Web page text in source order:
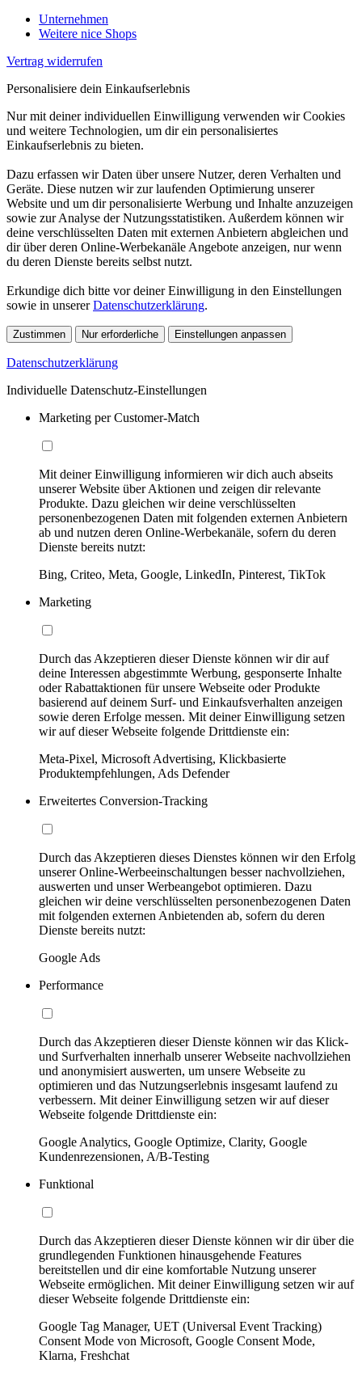
Unternehmen
Weitere nice Shops
Vertrag widerrufen
Personalisiere dein Einkaufserlebnis
Nur mit deiner individuellen Einwilligung verwenden wir Cookies
und weitere Technologien, um dir ein personalisiertes
Einkaufserlebnis zu bieten.
Dazu erfassen wir Daten über unsere Nutzer, deren Verhalten und
Geräte. Diese nutzen wir zur laufenden Optimierung unserer
Website und um dir personalisierte Werbung und Inhalte anzuzeigen
sowie zur Analyse der Nutzungsstatistiken. Außerdem können wir
deine verschlüsselten Daten mit externen Anbietern abgleichen und
dir über deren Online-Werbekanäle Angebote anzeigen, nur wenn
du deren Dienste bereits selbst nutzt.
Erkundige dich bitte vor deiner Einwilligung in den Einstellungen
sowie in unsererDatenschutzerklärung.
Zustimmen Nur erforderliche Einstellungen anpassen
Datenschutzerklärung
Individuelle Datenschutz-Einstellungen
Marketing per Customer-Match
Mit deiner Einwilligung informieren wir dich auch abseits
unserer Website über Aktionen und zeigen dir relevante
Produkte. Dazu gleichen wir deine verschlüsselten
personenbezogenen Daten mit folgenden externen Anbietern
ab und nutzen deren Online-Werbekanäle, sofern du deren
Dienste bereits nutzt:
Bing, Criteo, Meta, Google, LinkedIn, Pinterest, TikTok
Marketing
Durch das Akzeptieren dieser Dienste können wir dir auf
deine Interessen abgestimmte Werbung, gesponserte Inhalte
oder Rabattaktionen für unsere Webseite oder Produkte
basierend auf deinem Surf- und Einkaufsverhalten anzeigen
sowie deren Erfolge messen. Mit deiner Einwilligung setzen
wir auf dieser Webseite folgende Drittdienste ein:
Meta-Pixel, Microsoft Advertising, Klickbasierte
Produktempfehlungen, Ads Defender
Erweitertes Conversion-Tracking
Durch das Akzeptieren dieses Dienstes können wir den Erfolg
unserer Online-Werbeeinschaltungen besser nachvollziehen,
auswerten und unser Werbeangebot optimieren. Dazu
gleichen wir deine verschlüsselten personenbezogenen Daten
mit folgenden externen Anbietenden ab, sofern du deren
Dienste bereits nutzt:
Google Ads
Performance
Durch das Akzeptieren dieser Dienste können wir das Klick-
und Surfverhalten innerhalb unserer Webseite nachvollziehen
und anonymisiert auswerten, um unsere Webseite zu
optimieren und das Nutzungserlebnis insgesamt laufend zu
verbessern. Mit deiner Einwilligung setzen wir auf dieser
Webseite folgende Drittdienste ein:
Google Analytics, Google Optimize, Clarity, Google
Kundenrezensionen, A/B-Testing
Funktional
Durch das Akzeptieren dieser Dienste können wir dir über die
grundlegenden Funktionen hinausgehende Features
bereitstellen und dir eine komfortable Nutzung unserer
Webseite ermöglichen. Mit deiner Einwilligung setzen wir auf
dieser Webseite folgende Drittdienste ein:
Google Tag Manager, UET (Universal Event Tracking)
Consent Mode von Microsoft, Google Consent Mode,
Klarna, Freshchat